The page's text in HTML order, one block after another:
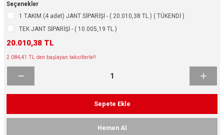
Lastikleri
Seçenekler
1 TAKIM (4 adet) JANT SİPARİŞİ - ( 20.010,38 TL ) ( TÜKENDİ )
TEK JANT SİPARİŞİ - ( 10.005,19 TL )
20.010,38 TL
2.084,41 TL den başlayan taksitlerle!!
Sepete Ekle
Hemen Al